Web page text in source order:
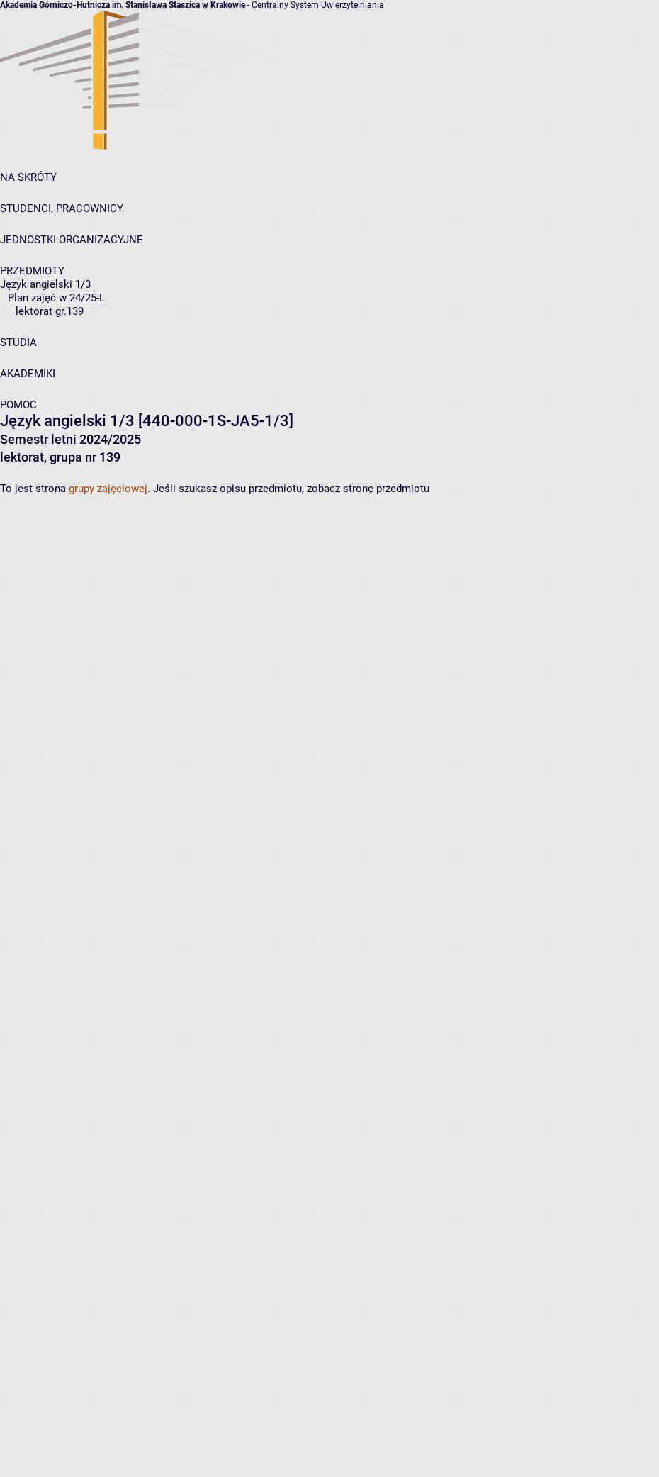
Akademia Górniczo-Hutnicza im. Stanisława Staszica w Krakowie- Centralny System Uwierzytelniania
NA SKRÓTY
STUDENCI, PRACOWNICY
JEDNOSTKI ORGANIZACYJNE
PRZEDMIOTY
Język angielski 1/3
Plan zajęć w 24/25-L
lektorat gr.139
STUDIA
AKADEMIKI
POMOC
Język angielski 1/3 [440-000-1S-JA5-1/3]
Semestr letni 2024/2025
lektorat, grupa nr 139
To jest strona grupy zajęciowej. Jeśli szukasz opisu przedmiotu, zobacz stronę przedmiotu